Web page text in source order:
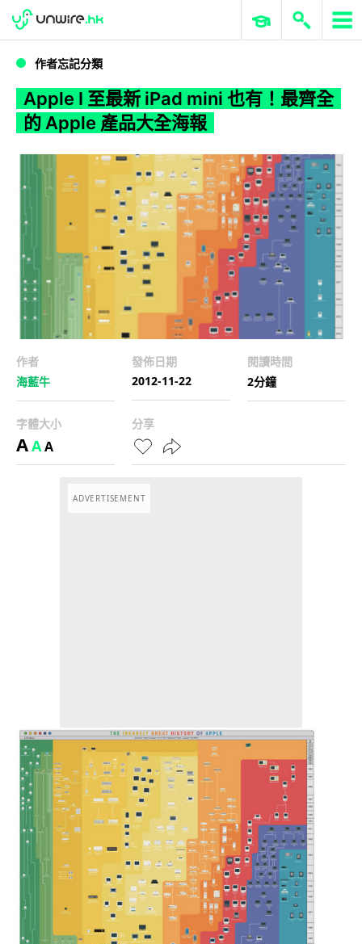
WWDC 2026 ERP 與商業 AI
作者忘記分類
Apple I 至最新 iPad mini 也有！最齊全
的 Apple 產品大全海報
作者
海藍牛
發佈日期
2012-11-22
閱讀時間
2分鐘
字體大小
AAA
分享
ADVERTISEMENT